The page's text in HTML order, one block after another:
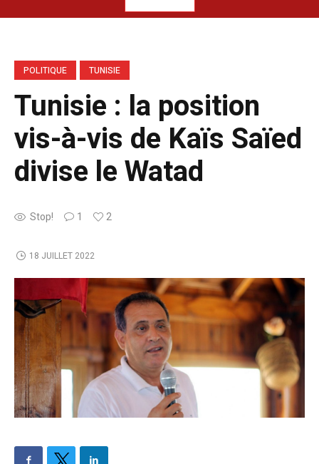
POLITIQUE TUNISIE
Tunisie : la position
vis-à-vis de Kaïs Saïed
divise le Watad
Stop! 1 2
18 JUILLET 2022